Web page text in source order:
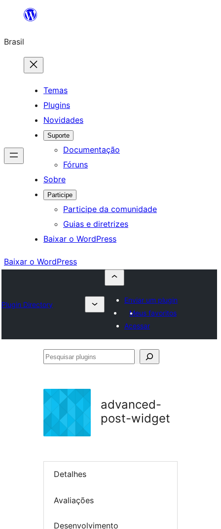
o
conteúdo
Brasil
Temas
Plugins
Novidades
Suporte
Documentação
Fóruns
Sobre
Participe
Participe da comunidade
Guias e diretrizes
Baixar o WordPress
Baixar o WordPress
Plugin Directory
Enviar um plugin
Meus favoritos
Acessar
Pesquisar
advanced-
post-widget
Detalhes
Avaliações
Desenvolvimento